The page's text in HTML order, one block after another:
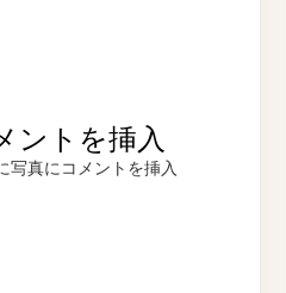
ントを挿入
写真にコメントを挿入